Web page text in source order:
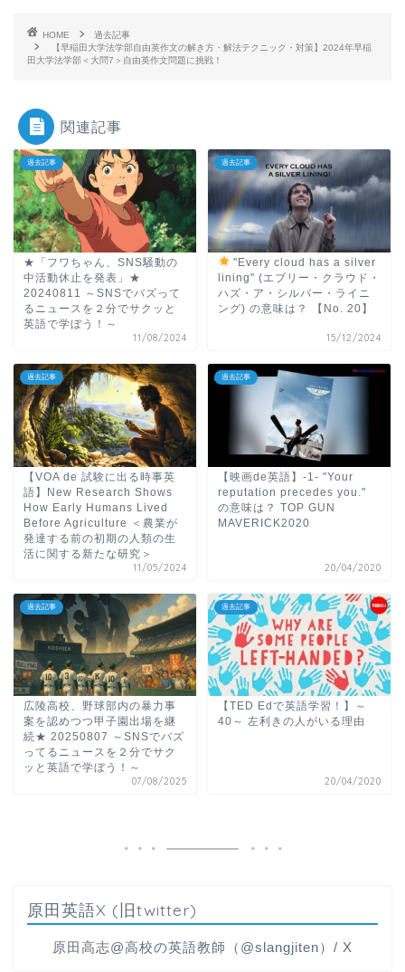
HOME
過去記事
【早稲田大学法学部自由英作文の解き方・解法テクニック・対策】2024年早稲
田大学法学部＜大問7＞自由英作文問題に挑戦！
関連記事
過去記事
★「フワちゃん、SNS騒動の
中活動休止を発表」★
20240811 ～SNSでバズって
るニュースを２分でサクッと
英語で学ぼう！～
11/08/2024
過去記事
"Every cloud has a silver
lining" (エブリー・クラウド・
ハズ・ア・シルバー・ライニ
ング) の意味は？ 【No. 20】
15/12/2024
過去記事
【VOA de 試験に出る時事英
語】New Research Shows
How Early Humans Lived
Before Agriculture ＜農業が
発達する前の初期の人類の生
活に関する新たな研究＞
11/05/2024
過去記事
【映画de英語】-1- "Your
reputation precedes you."
の意味は？ TOP GUN
MAVERICK2020
20/04/2020
過去記事
広陵高校、野球部内の暴力事
案を認めつつ甲子園出場を継
続★ 20250807 ～SNSでバズ
ってるニュースを２分でサク
ッと英語で学ぼう！～
07/08/2025
過去記事
【TED Edで英語学習！】～
40～ 左利きの人がいる理由
20/04/2020
原田英語X (旧twitter)
原田高志@高校の英語教師（@slangjiten）/ X